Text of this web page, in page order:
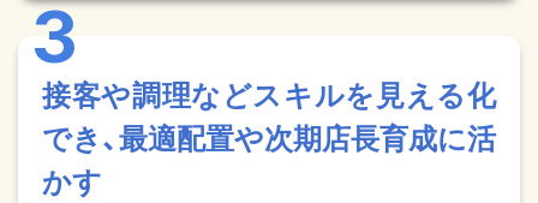
接客や調理などスキルを見える化
でき、最適配置や次期店長育成に活
かす